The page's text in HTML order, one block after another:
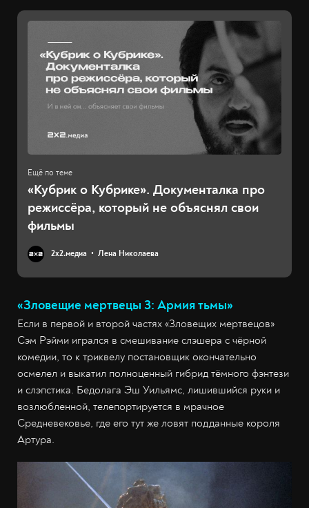
«Кубрик о Кубрике». Документалка про
режиссёра, который не объяснял свои
фильмы
2х2.медиа Лена Николаева
«Зловещие мертвецы 3: Армия тьмы»
Если в первой и второй частях «Зловещих мертвецов»
Сэм Рэйми игрался в смешивание слэшера с чёрной
комедии, то к триквелу постановщик окончательно
осмелел и выкатил полноценный гибрид тёмного фэнтези
и слэпстика. Бедолага Эш Уильямс, лишившийся руки и
возлюбленной, телепортируется в мрачное
Средневековье, где его тут же ловят подданные короля
Артура.